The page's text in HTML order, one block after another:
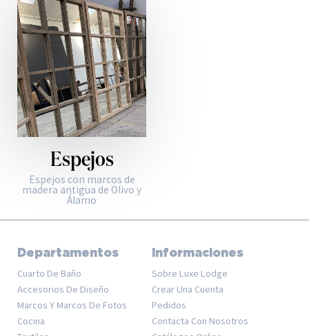
Espejos
Espejos con marcos de
madera antigua de Olivo y
Álamo
Departamentos
Cuarto De Baño
Accesorios De Diseño
Marcos Y Marcos De Fotos
Cocina
Informaciones
Sobre Luxe Lodge
Crear Una Cuenta
Pedidos
Contacta Con Nosotros